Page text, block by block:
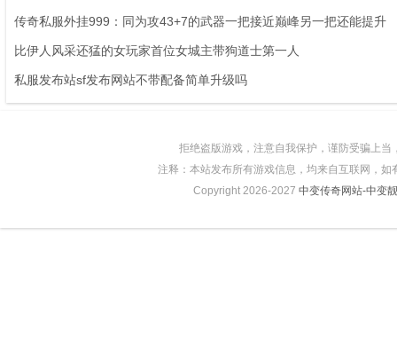
传奇私服外挂999：同为攻43+7的武器一把接近巅峰另一把还能提升
比伊人风采还猛的女玩家首位女城主带狗道士第一人
私服发布站sf发布网站不带配备简单升级吗
拒绝盗版游戏，注意自我保护，谨防受骗上
注释：本站发布所有游戏信息，均来自互联网，
Copyright 2026-2027 中变传奇网站-中变